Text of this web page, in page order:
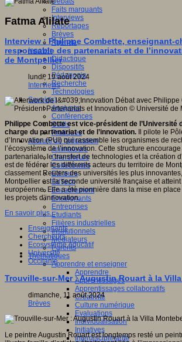
Faits marquants
Interviews
Reportages
Brèves
Agenda
Innover
Didactique
Dispositifs
Pédagogie
Recherche
Technologies
Savoir(s)
Analyses
Conférences
Outils
Pratiques
Acteurs de l'éducation
Animateurs
Chercheurs
Collectivités
Editeurs
EdTech
Encadrement
Enseignants
Entreprises
Etudiants
Filières industrielles
Institutionnels
Médiateurs
Parents
Thématiques
Apprendre et enseigner
Apprendre
Apprentissages
Apprentissages collaboratifs
Créativité
Culture numérique
Evaluations
Individualisation
Initiatives
Interdisciplinarité
Fatma Alilate
Interview : Philippe Combette, enseignant-
responsable des partenariats et de
de Montpellier
lundi, 19 août 2024
Interviews
Philippe Combette est vice-président de l’Université
charge du partenariat et de l’innovation. Il pilote le
d’Innovation (PUI) qui rassemble les organismes de
l’écosystème de l’innovation. Cette structure
partenariale, le transfert de technologies et la création
est de fédérer les différents acteurs du territoire de
classement Reuters des universités les plus
Montpellier est la seconde université française et
européenne. Elle a été pionnière dans la mise en place
les projets d’innovation.
En savoir plus...
Enseignants
Chercheurs
Ecosystème éducatif
Université
Occitanie
Trouville-sur-Mer : Augustin Rouart à la
dimanche, 11 août 2024
Brèves
Le peintre Augustin Rouart est longtemps resté un